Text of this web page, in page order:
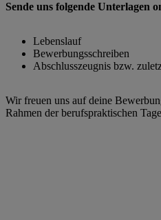
Sende uns folgende Unterlagen
Lebenslauf
Bewerbungsschreiben
Abschlusszeugnis bzw.
Wir freuen uns auf deine
Rahmen der berufspraktischen